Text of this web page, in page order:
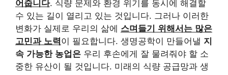
어줍니다. 식량 문제와 환경 위기를 동시에 해결할
수 있는 길이 열리고 있는 것입니다. 그러나 이러한
변화가 실제로 우리의 삶에 스며들기 위해서는 많은
고민과 노력이 필요합니다. 생명공학이 만들어낼 지
속 가능한 농업은 우리 후손에게 잘 물려줘야 할 소
중한 유산이 될 것입니다. 미래의 식량 공급망과 생